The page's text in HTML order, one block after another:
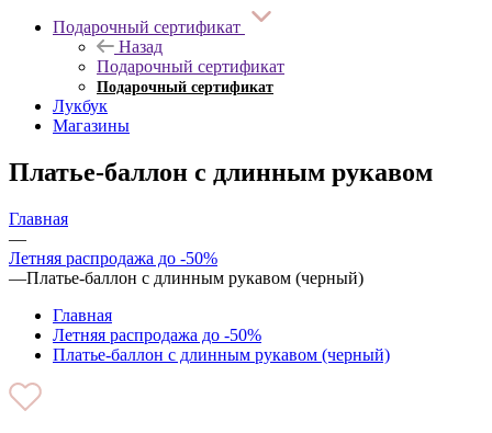
Подарочный сертификат
Назад
Подарочный сертификат
Подарочный сертификат
Лукбук
Магазины
Платье-баллон с длинным рукавом
Главная
—
Летняя распродажа до -50%
—Платье-баллон с длинным рукавом (черный)
Главная
Летняя распродажа до -50%
Платье-баллон с длинным рукавом (черный)